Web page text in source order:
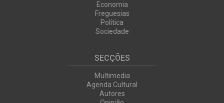
Economia
Freguesias
Política
Sociedade
SECÇÕES
Multimedia
Agenda Cultural
Autores